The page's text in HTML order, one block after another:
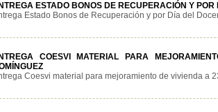
ESTADO BONOS DE RECUPERACIÓN Y
Estado Bonos de Recuperación y por Día del
COESVI MATERIAL PARA
Coesvi material para mejoramiento de vivienda a